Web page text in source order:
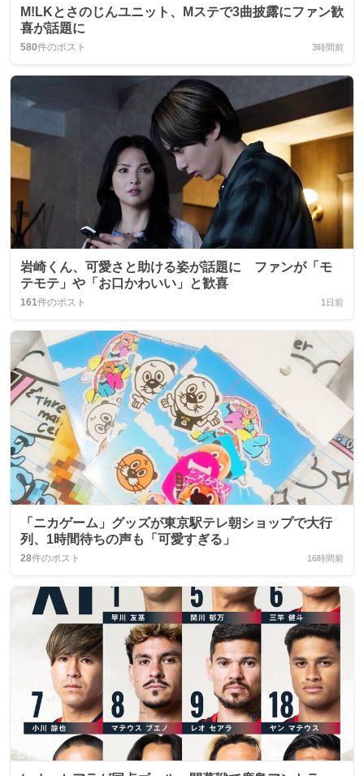
M!LKとさのじんユニット、Mステで3曲披露にファン歓
喜が話題に
580件のポスト 3時間前
岩崎くん、可愛さと助ける姿が話題に ファンが「モ
テモテ」や「お口かわいい」と歓喜
161件のポスト 1日前
「ニカゲーム」グッズが東京駅テレ朝ショップで大行
列、1時間待ちの声も「可愛すぎる」
28件のポスト 16時間前